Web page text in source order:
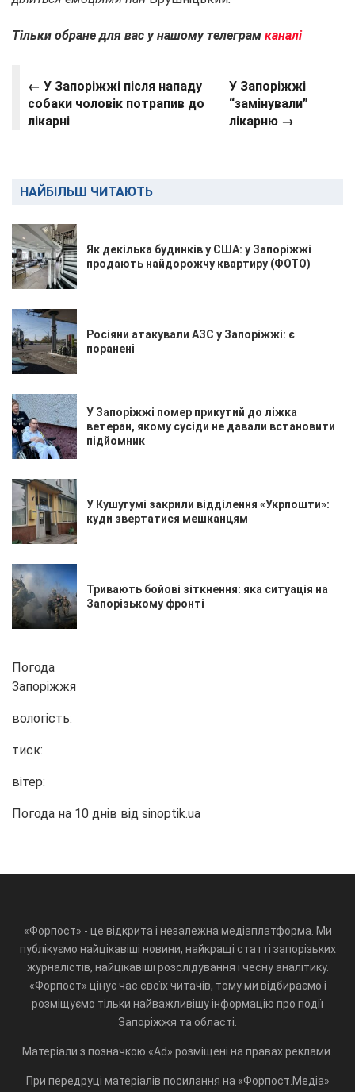
Тільки обране для вас у нашому телеграм каналі
← У Запоріжжі після нападу
собаки чоловік потрапив до
лікарні
У Запоріжжі
“замінували”
лікарню →
НАЙБІЛЬШ ЧИТАЮТЬ
Як декілька будинків у США: у Запоріжжі
продають найдорожчу квартиру (ФОТО)
Росіяни атакували АЗС у Запоріжжі: є
поранені
У Запоріжжі помер прикутий до ліжка
ветеран, якому сусіди не давали встановити
підйомник
У Кушугумі закрили відділення «Укрпошти»:
куди звертатися мешканцям
Тривають бойові зіткнення: яка ситуація на
Запорізькому фронті
Погода
Запоріжжя
вологість:
тиск:
вітер:
Погода на 10 днів від sinoptik.ua
«Форпост» - це відкрита і незалежна медіаплатформа. Ми
публікуємо найцікавіші новини, найкращі статті запорізьких
журналістів, найцікавіші розслідування і чесну аналітику.
«Форпост» цінує час своїх читачів, тому ми відбираємо і
розміщуємо тільки найважливішу інформацію про події
Запоріжжя та області.
Матеріали з позначкою «Ad» розміщені на правах реклами.
При передруці матеріалів посилання на «Форпост.Медіа»